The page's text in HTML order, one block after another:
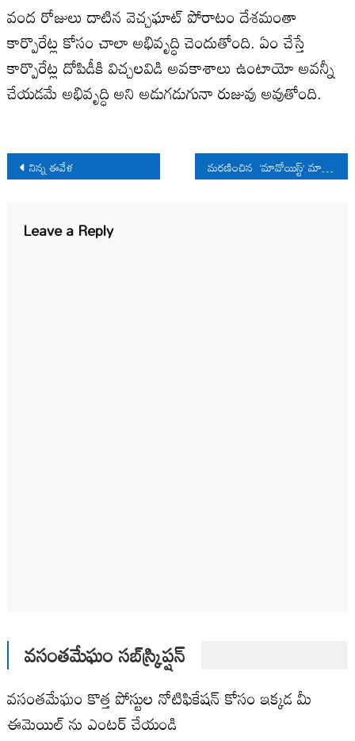
వంద రోజులు దాటిన వెచ్చఘాట్‌ పోరాటం దేశమంతా
కార్పొరేట్ల కోసం చాలా అభివృద్ధి చెందుతోంది. ఏం చేస్తే
కార్పొరేట్ల దోపిడీకి విచ్చలవిడి అవకాశాలు ఉంటాయో అవన్నీ
చేయడమే అభివృద్ధి అని అడుగడుగునా రుజువు అవుతోంది.
Post
navigation
నిన్న ఈవేళ మరణించిన ‘మావోయిస్ట్’ మాట్లాడుతున్నాడు: ఛత్తీస్‌గఢ్‌లో భద్రతా చర్యల తర్వాత పరిణామాలు
Leave a Reply
వసంతమేఘం సబ్‌స్క్రిప్షన్
వసంతమేఘం కొత్త పోస్టుల నోటిఫికేషన్ కోసం ఇక్కడ మీ
ఈమెయిల్ ను ఎంటర్ చేయండి